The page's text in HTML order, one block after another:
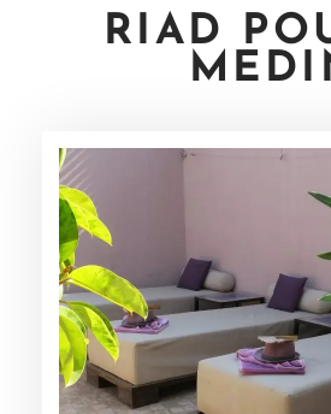
RIAD